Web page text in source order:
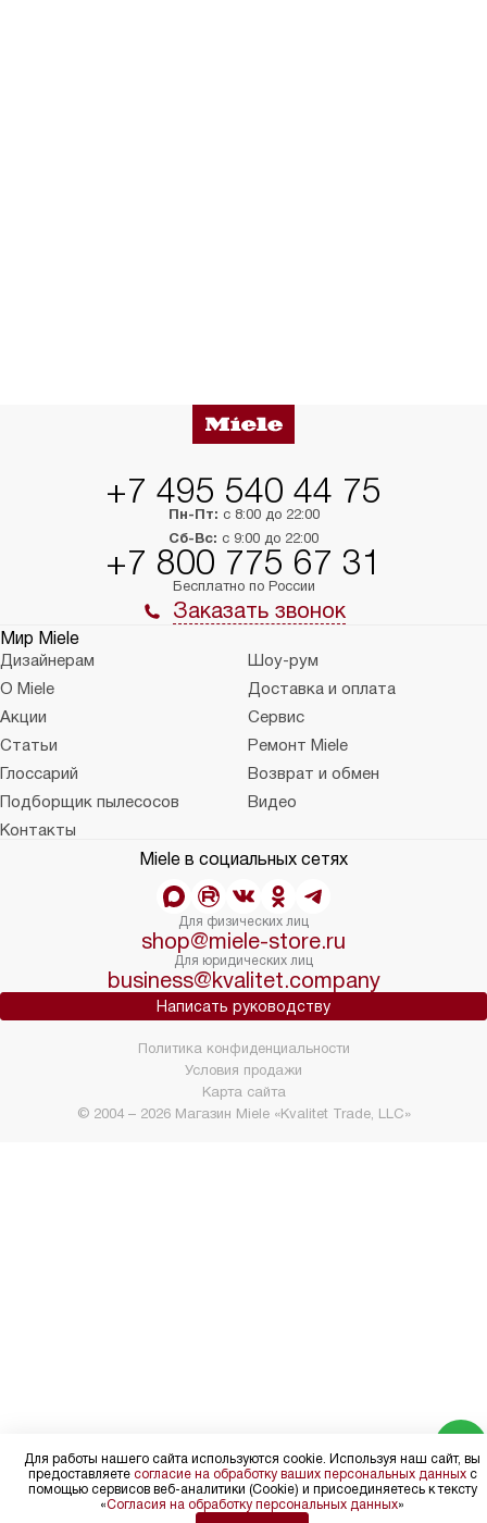
+7 495 540 44 75
Пн-Пт: с 8:00 до 22:00
Сб-Вс: с 9:00 до 22:00
+7 800 775 67 31
Бесплатно по России
Заказать звонок
Мир Miele
Дизайнерам
Шоу-рум
О Miele
Доставка и оплата
Акции
Сервис
Статьи
Ремонт Miele
Глоссарий
Возврат и обмен
Подборщик пылесосов
Видео
Контакты
Miele в социальных сетях
Для физических лиц
shop@miele-store.ru
Для юридических лиц
business@kvalitet.company
Написать руководству
© 2004 – 2026 Магазин Miele «Kvalitet Trade, LLC»
Политика конфиденциальности
Условия продажи
Карта сайта
Для работы нашего сайта используются cookie. Используя наш сайт, вы
предоставляете согласие на обработку ваших персональных данныхс
помощью сервисов веб-аналитики (Cookie) и присоединяетесь к тексту
«Согласия на обработку персональных данных»